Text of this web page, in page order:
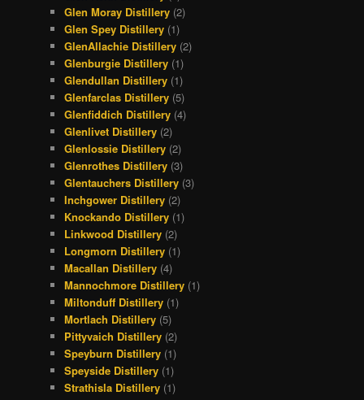
Glen Moray Distillery (2)
Glen Spey Distillery (1)
GlenAllachie Distillery (2)
Glenburgie Distillery (1)
Glendullan Distillery (1)
Glenfarclas Distillery (5)
Glenfiddich Distillery (4)
Glenlivet Distillery (2)
Glenlossie Distillery (2)
Glenrothes Distillery (3)
Glentauchers Distillery (3)
Inchgower Distillery (2)
Knockando Distillery (1)
Linkwood Distillery (2)
Longmorn Distillery (1)
Macallan Distillery (4)
Mannochmore Distillery (1)
Miltonduff Distillery (1)
Mortlach Distillery (5)
Pittyvaich Distillery (2)
Speyburn Distillery (1)
Speyside Distillery (1)
Strathisla Distillery (1)